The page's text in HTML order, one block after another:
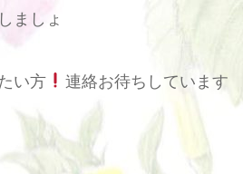
ましょ
い方 連絡お待ちしています